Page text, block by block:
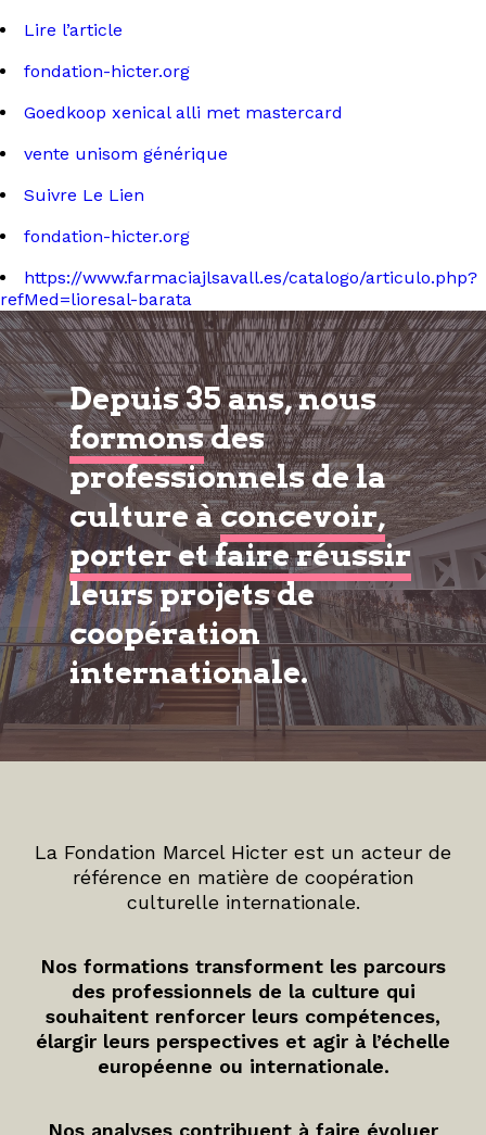
Lire l’article
fondation-hicter.org
Goedkoop xenical alli met mastercard
vente unisom générique
Suivre Le Lien
fondation-hicter.org
https://www.farmaciajlsavall.es/catalogo/articulo.php?
refMed=lioresal-barata
Depuis 35 ans, nous
formonsdes
professionnels de la
culture àconcevoir,
porter et faire réussir
leurs projets de
coopération
internationale.
La Fondation Marcel Hicter est un acteur de
référence en matière de coopération
culturelle internationale.
Nos formations transforment les parcours
des professionnels de la culture qui
souhaitent renforcer leurs compétences,
élargir leurs perspectives et agir à l’échelle
européenne ou internationale.
Nos analyses contribuent à faire évoluer